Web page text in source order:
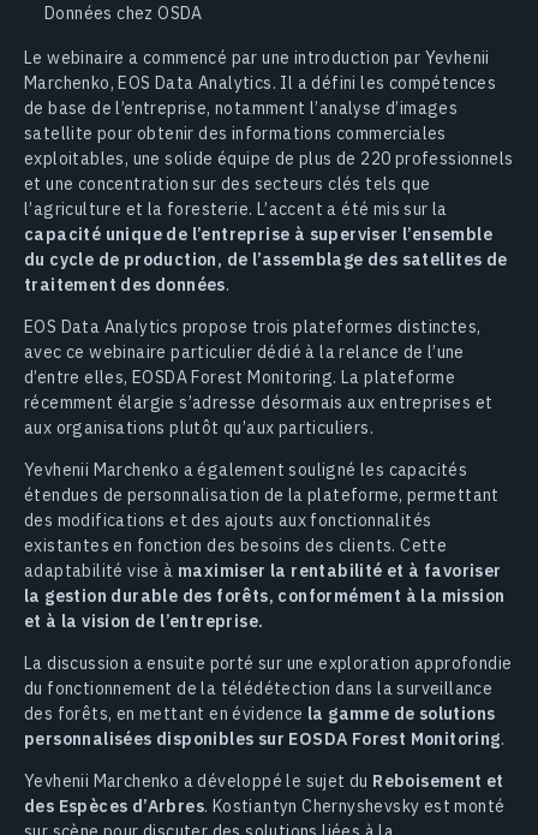
Données chez OSDA
Le webinaire a commencé par une introduction par Yevhenii
Marchenko, EOS Data Analytics. Il a défini les compétences
de base de l’entreprise, notamment l’analyse d’images
satellite pour obtenir des informations commerciales
exploitables, une solide équipe de plus de 220 professionnels
et une concentration sur des secteurs clés tels que
l’agriculture et la foresterie. L’accent a été mis sur la
capacité unique de l’entreprise à superviser l’ensemble
du cycle de production, de l’assemblage des satellites de
traitement des données.
EOS Data Analytics propose trois plateformes distinctes,
avec ce webinaire particulier dédié à la relance de l’une
d’entre elles, EOSDA Forest Monitoring. La plateforme
récemment élargie s’adresse désormais aux entreprises et
aux organisations plutôt qu’aux particuliers.
Yevhenii Marchenko a également souligné les capacités
étendues de personnalisation de la plateforme, permettant
des modifications et des ajouts aux fonctionnalités
existantes en fonction des besoins des clients. Cette
adaptabilité vise à maximiser la rentabilité et à favoriser
la gestion durable des forêts, conformément à la mission
et à la vision de l’entreprise.
La discussion a ensuite porté sur une exploration approfondie
du fonctionnement de la télédétection dans la surveillance
des forêts, en mettant en évidence la gamme de solutions
personnalisées disponibles sur EOSDA Forest Monitoring.
Yevhenii Marchenko a développé le sujet du Reboisement et
des Espèces d’Arbres. Kostiantyn Chernyshevsky est monté